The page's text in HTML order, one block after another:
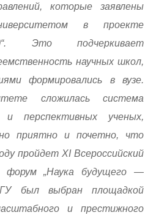
которые заявлены
в проекте
Это подчеркивает
научных школ,
формировались в вузе.
сложилась система
перспективных ученых,
приятно и почетно, что
пройдет XI Всероссийский
форум „Наука будущего —
был выбран площадкой
и престижного